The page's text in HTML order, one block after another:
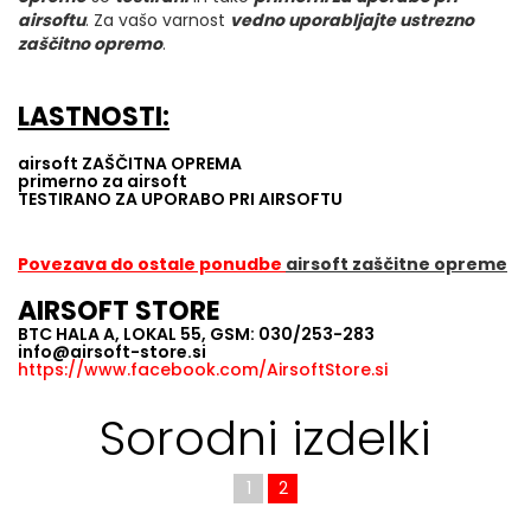
airsoftu. Za vašo varnost vedno uporabljajte ustrezno
zaščitno opremo.
LASTNOSTI:
airsoft ZAŠČITNA OPREMA
primerno za airsoft
TESTIRANO ZA UPORABO PRI AIRSOFTU
Povezava do ostale ponudbe airsoft zaščitne opreme
AIRSOFT STORE
BTC HALA A, LOKAL 55, GSM: 030/253-283
info@airsoft-store.si
https://www.facebook.com/AirsoftStore.si
Sorodni izdelki
1 2